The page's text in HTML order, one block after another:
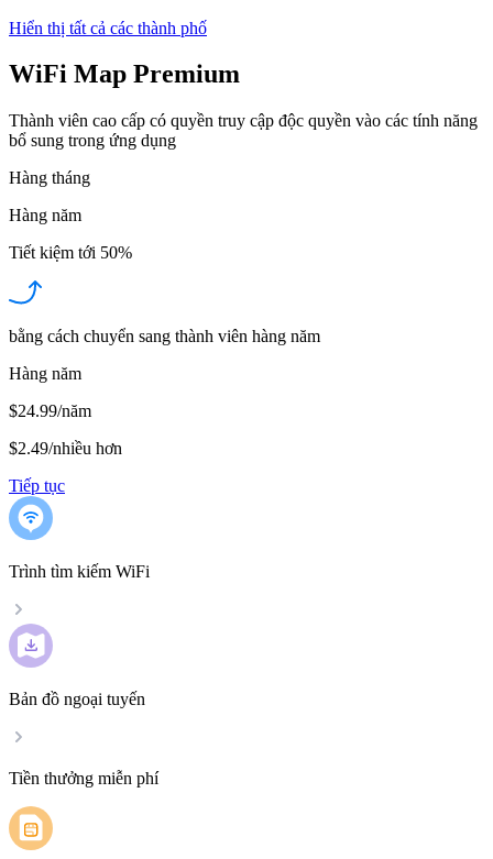
Hiển thị tất cả các thành phố
WiFi Map Premium
Thành viên cao cấp có quyền truy cập độc quyền vào các tính năng
bổ sung trong ứng dụng
Hàng tháng
Hàng năm
Tiết kiệm tới 50%
bằng cách chuyển sang thành viên hàng năm
Hàng năm
$24.99/năm
$2.49/nhiều hơn
Tiếp tục
Trình tìm kiếm WiFi
Bản đồ ngoại tuyến
Tiền thưởng miễn phí